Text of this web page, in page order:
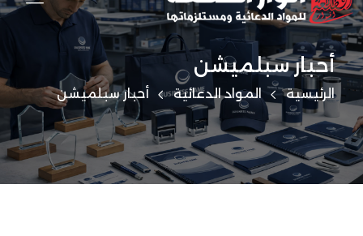
أحبار سبلميشن
الرئيسية المواد الدعائية أحبار سبلميشن